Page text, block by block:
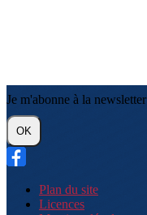
Je m'abonne à la newsletter
OK
Plan du site
Licences